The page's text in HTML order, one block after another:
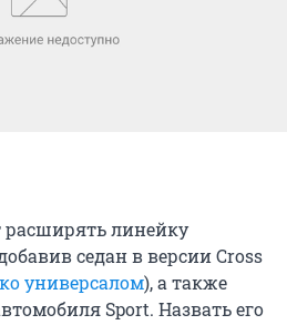
седан в версии Cross
универсалом), а также
Sport. Назвать его
сложно, но автомобиль